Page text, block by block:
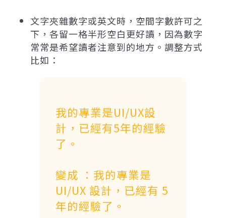
文字夾雜數字或英文時，空間字數許可之
下，各留一格半形空白更好讀，因為數字
常常是希望讀者注意到的地方。調整方式
比如：
我的專業是UI/UX設
計，已經有5年的經驗
了。
變成 ：我的專業是
UI/UX 設計，已經有 5
年的經驗了。